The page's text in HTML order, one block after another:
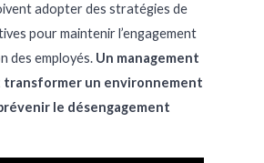
adopter des stratégies de
pour maintenir l’engagement
des employés. Un management
transformer un environnement
le désengagement